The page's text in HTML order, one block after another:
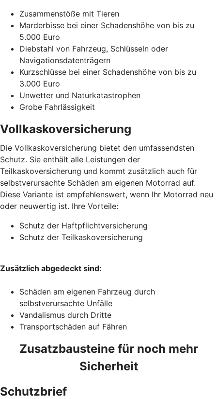
Zusammenstöße mit Tieren
Marderbisse bei einer Schadenshöhe von bis zu
5.000 Euro
Diebstahl von Fahrzeug, Schlüsseln oder
Navigationsdatenträgern
Kurzschlüsse bei einer Schadenshöhe von bis zu
3.000 Euro
Unwetter und Naturkatastrophen
Grobe Fahrlässigkeit
Vollkaskoversicherung
Die Vollkaskoversicherung bietet den umfassendsten
Schutz. Sie enthält alle Leistungen der
Teilkaskoversicherung und kommt zusätzlich auch für
selbstverursachte Schäden am eigenen Motorrad auf.
Diese Variante ist empfehlenswert, wenn Ihr Motorrad neu
oder neuwertig ist. Ihre Vorteile:
Schutz der Haftpflichtversicherung
Schutz der Teilkaskoversicherung
Zusätzlich abgedeckt sind:
Schäden am eigenen Fahrzeug durch
selbstverursachte Unfälle
Vandalismus durch Dritte
Transportschäden auf Fähren
Zusatzbausteine für noch mehr
Sicherheit
Schutzbrief